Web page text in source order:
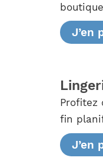
J’en
Profitez
fin
J’en